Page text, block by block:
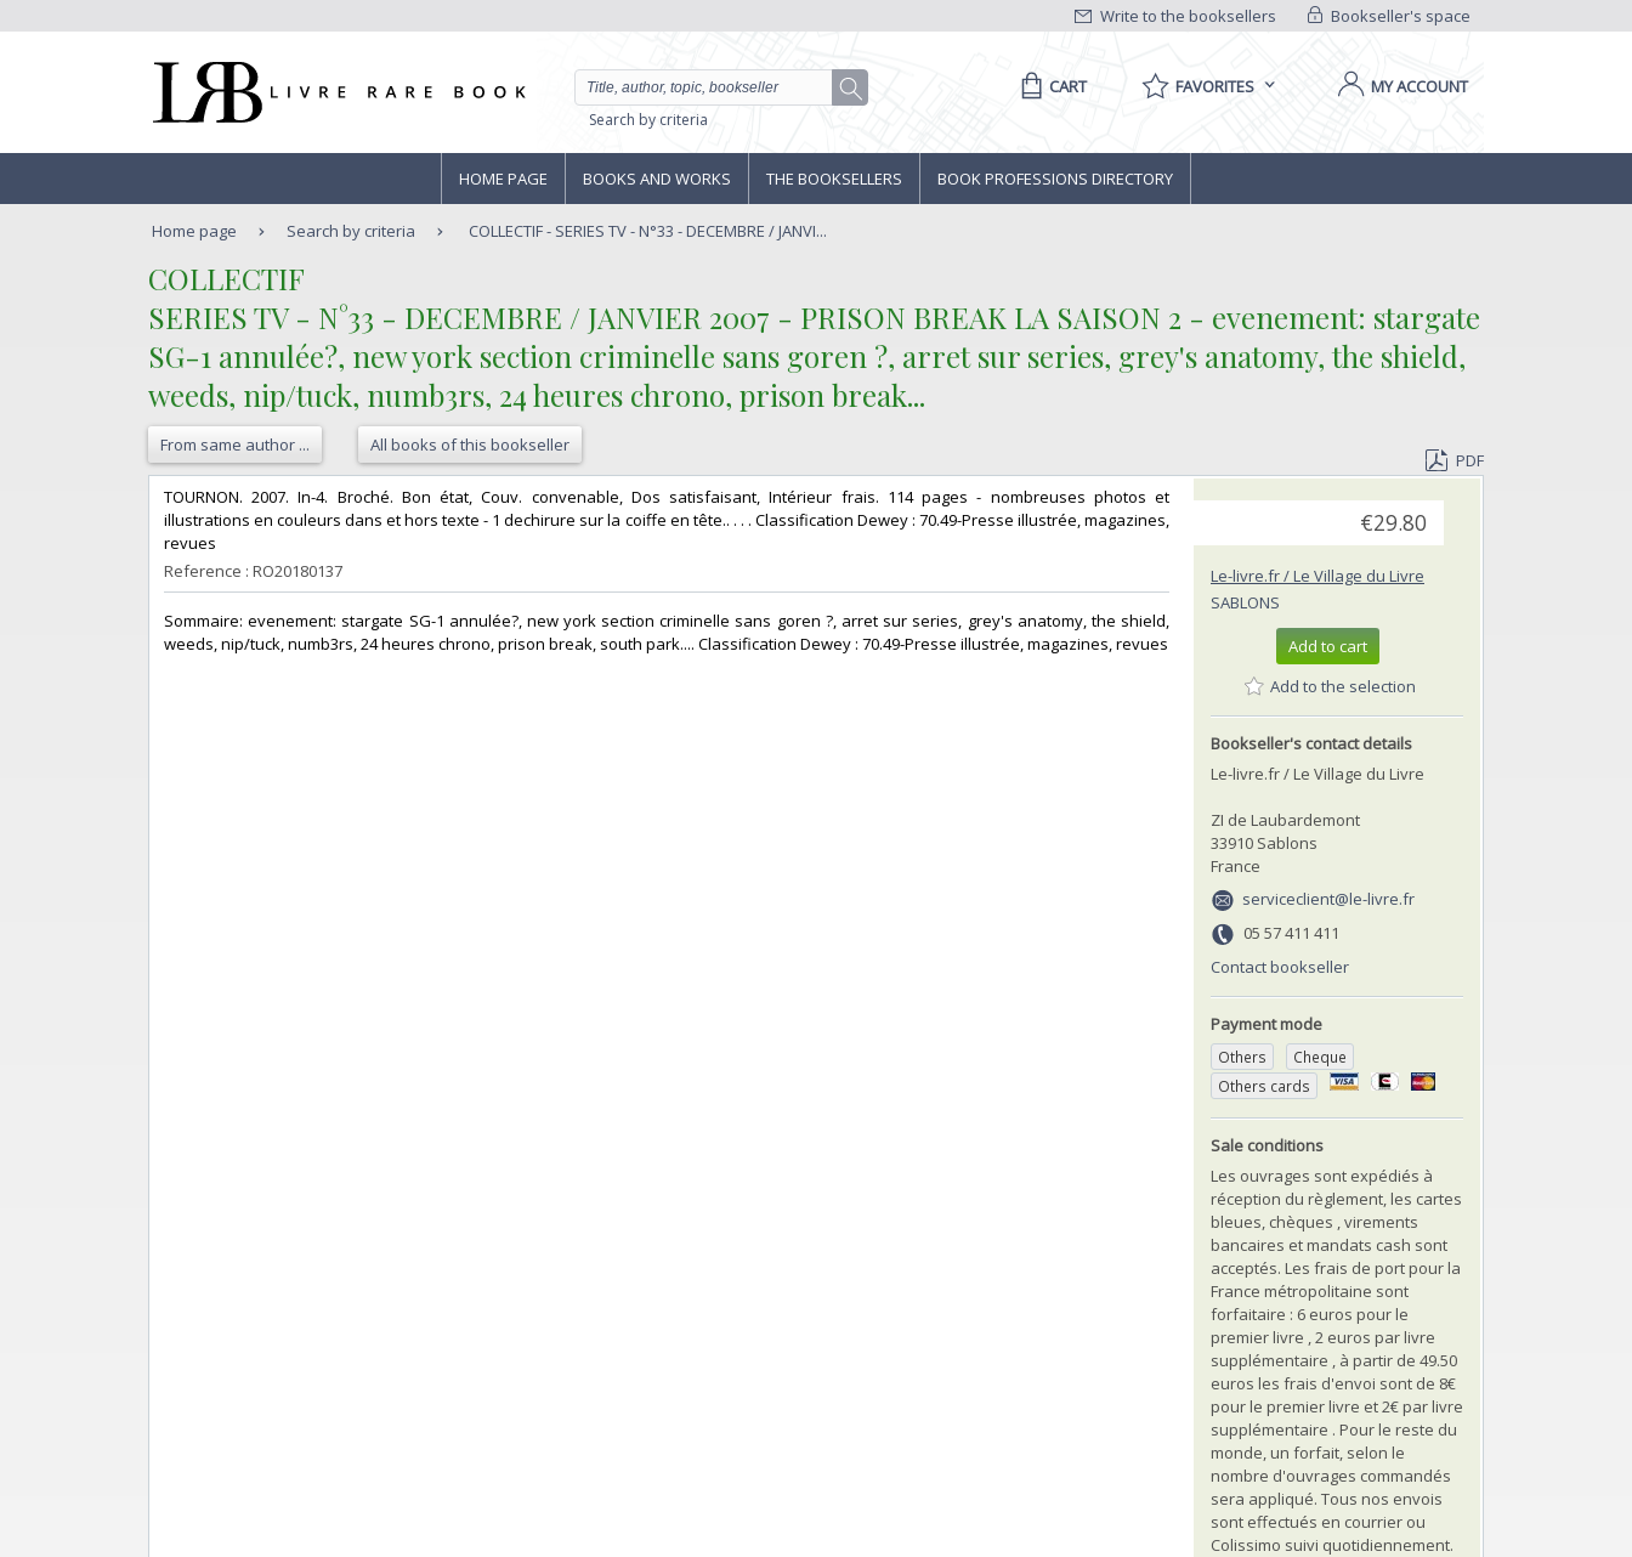
Bookseller's space
Write to the booksellers
Search by criteria
CART FAVORITES MY ACCOUNT
HOME PAGE BOOKS AND WORKS THE BOOKSELLERS BOOK PROFESSIONS DIRECTORY
Home page Search by criteria COLLECTIF - SERIES TV - N°33 - DECEMBRE / JANVI...
‎COLLECTIF‎
‎SERIES TV - N°33 - DECEMBRE / JANVIER 2007 - PRISON BREAK LA SAISON 2 - evenement: stargate
SG-1 annulée?, new york section criminelle sans goren ?, arret sur series, grey's anatomy, the shield,
weeds, nip/tuck, numb3rs, 24 heures chrono, prison break...‎
From same author ... All books of this bookseller
PDF
‎TOURNON. 2007. In-4. Broché. Bon état, Couv. convenable, Dos satisfaisant, Intérieur frais. 114 pages - nombreuses photos et
illustrations en couleurs dans et hors texte - 1 dechirure sur la coiffe en tête.. . . . Classification Dewey : 70.49-Presse illustrée, magazines,
revues‎
Reference : RO20180137
‎Sommaire: evenement: stargate SG-1 annulée?, new york section criminelle sans goren ?, arret sur series, grey's anatomy, the shield,
weeds, nip/tuck, numb3rs, 24 heures chrono, prison break, south park.... Classification Dewey : 70.49-Presse illustrée, magazines, revues‎
€29.80
Le-livre.fr / Le Village du Livre
SABLONS
Add to cart
Add to the selection
Bookseller's contact details
Le-livre.fr / Le Village du Livre
ZI de Laubardemont
33910 Sablons
France
serviceclient@le-livre.fr
05 57 411 411
Contact bookseller
Payment mode
Others
Cheque
Others cards
Sale conditions
Les ouvrages sont expédiés à
réception du règlement, les cartes
bleues, chèques , virements
bancaires et mandats cash sont
acceptés. Les frais de port pour la
France métropolitaine sont
forfaitaire : 6 euros pour le
premier livre , 2 euros par livre
supplémentaire , à partir de 49.50
euros les frais d'envoi sont de 8€
pour le premier livre et 2€ par livre
supplémentaire . Pour le reste du
monde, un forfait, selon le
nombre d'ouvrages commandés
sera appliqué. Tous nos envois
sont effectués en courrier ou
Colissimo suivi quotidiennement.